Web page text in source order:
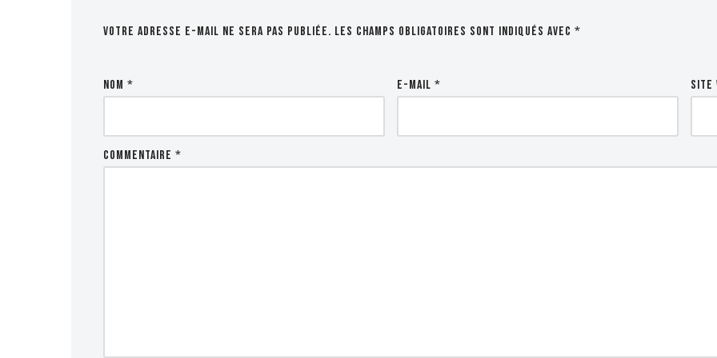
Votre adresse e-mail ne sera pas publiée. Les champs obligatoires sont indiqués avec *
Nom * E-mail * Site
Commentaire *